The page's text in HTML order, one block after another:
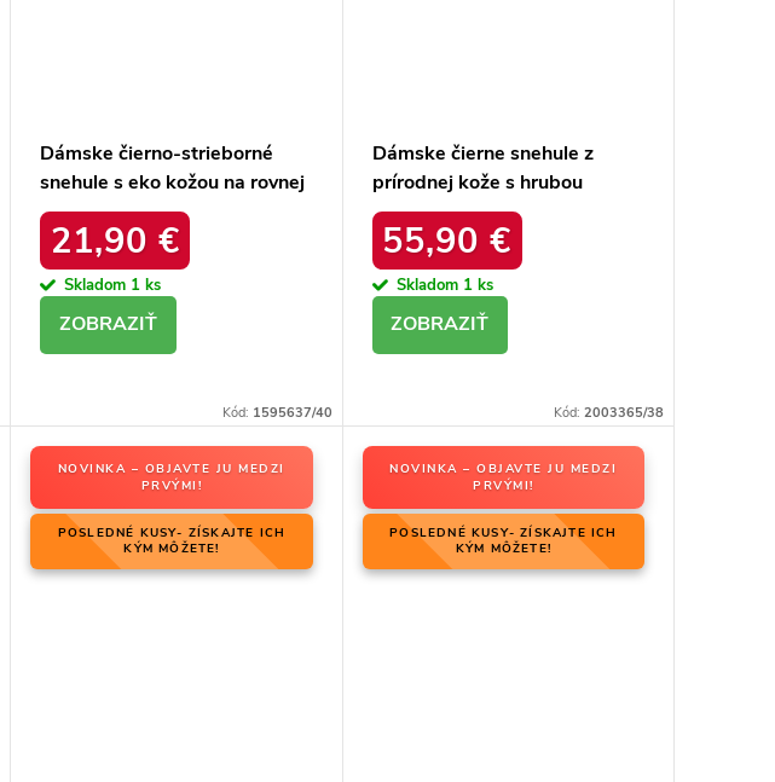
Dámske čierno-strieborné
snehule s eko kožou na rovnej
podrážke, kód produktu 23-
34586 SREBRNY
21,90 €
Skladom 1 ks
Kód: 1595637/40
Dámske čierne snehule z
prírodnej kože s hrubou
podrážkou a zateplením, kód
produktu OO274A206
55,90 €
Skladom 1 ks
Kód: 2003365/38
NOVINKA – OBJAVTE JU MEDZI
PRVÝMI!
POSLEDNÉ KUSY- ZÍSKAJTE ICH
KÝM MÔŽETE!
NOVINKA – OBJAVTE JU MEDZI
PRVÝMI!
POSLEDNÉ KUSY- ZÍSKAJTE ICH
KÝM MÔŽETE!